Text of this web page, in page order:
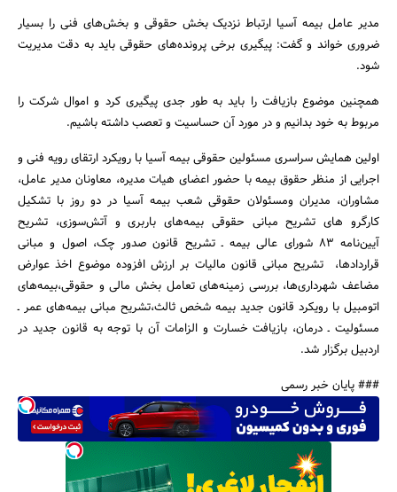
مدیر عامل بیمه آسیا ارتباط نزدیک بخش حقوقی و بخش‌های فنی را بسیار
ضروری خواند و گفت: پیگیری برخی پرونده‌های حقوقی باید به دقت مدیریت
شود.
همچنین موضوع بازیافت را باید به طور جدی پیگیری کرد و اموال شرکت را
مربوط به خود بدانیم و در مورد آن حساسیت و تعصب داشته باشیم.
اولین همایش سراسری مسئولین حقوقی بیمه آسیا با رویکرد ارتقای رویه فنی و
اجرایی از منظر حقوق بیمه با حضور اعضای هیات مدیره، معاونان مدیر عامل،
مشاوران، مدیران ومسئولان حقوقی شعب بیمه آسیا در دو روز با تشکیل
کارگرو های تشریح مبانی حقوقی بیمه‌های باربری و آتش‌سوزی، تشریح
آیین‌نامه 83 شورای عالی بیمه ـ تشریح قانون صدور چک، اصول و مبانی
قراردادها، تشریح مبانی قانون مالیات بر ارزش افزوده موضوع اخذ عوارض
مضاعف شهرداری‌ها، بررسی زمینه‌های تعامل بخش مالی و حقوقی،بیمه‌های
اتومبیل با رویکرد قانون جدید بیمه شخص ثالث،تشریح مبانی بیمه‌های عمر ـ
مسئولیت ـ درمان، بازیافت خسارت و­ الزامات آن با توجه به قانون جدید در
اردبیل برگزار شد.
### پایان خبر رسمی